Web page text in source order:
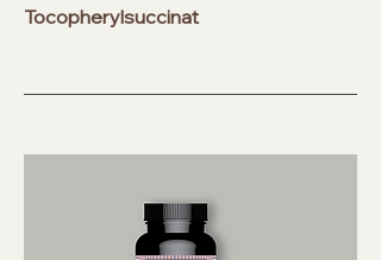
Tocopherylsuccinat